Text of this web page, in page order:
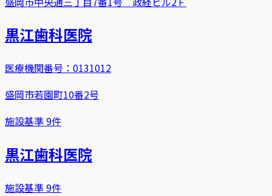
黒江歯科医院
医療機関番号： 0131012
盛岡市若園町10番2号
施設基準9件
黒江歯科医院
施設基準9件